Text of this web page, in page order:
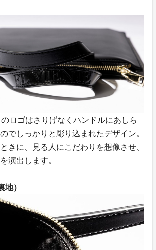
のロゴはさりげなくハンドルにあしら
でしっかりと彫り込まれたデザイン。
きに、見る人にこだわりを想像させ、
演出します。
地）